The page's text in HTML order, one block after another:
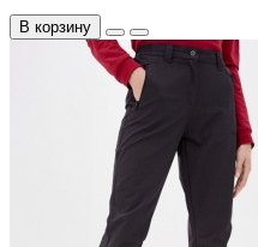
В корзину